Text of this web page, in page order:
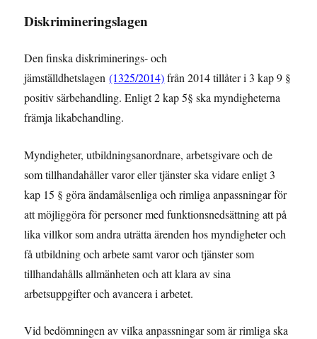
Diskrimineringslagen
Den finska diskriminerings- och
jämställdhetslagen(1325/2014)från 2014 tillåter i 3 kap 9 §
positiv särbehandling. Enligt 2 kap 5§ ska myndigheterna
främja likabehandling.
Myndigheter, utbildningsanordnare, arbetsgivare och de
som tillhandahåller varor eller tjänster ska vidare enligt 3
kap 15 § göra ändamålsenliga och rimliga anpassningar för
att möjliggöra för personer med funktionsnedsättning att på
lika villkor som andra uträtta ärenden hos myndigheter och
få utbildning och arbete samt varor och tjänster som
tillhandahålls allmänheten och att klara av sina
arbetsuppgifter och avancera i arbetet.
Vid bedömningen av vilka anpassningar som är rimliga ska